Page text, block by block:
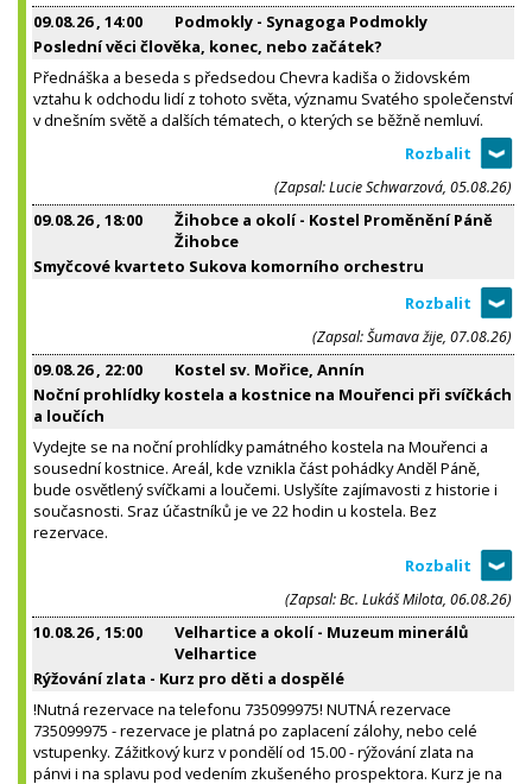
09.08.26, 14:00
Podmokly - Synagoga Podmokly
Poslední věci člověka, konec, nebo začátek?
Přednáška a beseda s předsedou Chevra kadiša o židovském
vztahu k odchodu lidí z tohoto světa, významu Svatého společenství
v dnešním světě a dalších tématech, o kterých se běžně nemluví.
(Zapsal: Lucie Schwarzová, 05.08.26)
09.08.26, 18:00
Žihobce a okolí - Kostel Proměnění Páně
Žihobce
Smyčcové kvarteto Sukova komorního orchestru
(Zapsal: Šumava žije, 07.08.26)
09.08.26, 22:00
Kostel sv. Mořice, Annín
Noční prohlídky kostela a kostnice na Mouřenci při svíčkách
a loučích
Vydejte se na noční prohlídky památného kostela na Mouřenci a
sousední kostnice. Areál, kde vznikla část pohádky Anděl Páně,
bude osvětlený svíčkami a loučemi. Uslyšíte zajímavosti z historie i
současnosti. Sraz účastníků je ve 22 hodin u kostela. Bez
rezervace.
(Zapsal: Bc. Lukáš Milota, 06.08.26)
10.08.26, 15:00
Velhartice a okolí - Muzeum minerálů
Velhartice
Rýžování zlata - Kurz pro děti a dospělé
!Nutná rezervace na telefonu 735099975! NUTNÁ rezervace
735099975 - rezervace je platná po zaplacení zálohy, nebo celé
vstupenky. Zážitkový kurz v pondělí od 15.00 - rýžování zlata na
pánvi i na splavu pod vedením zkušeného prospektora. Kurz je na